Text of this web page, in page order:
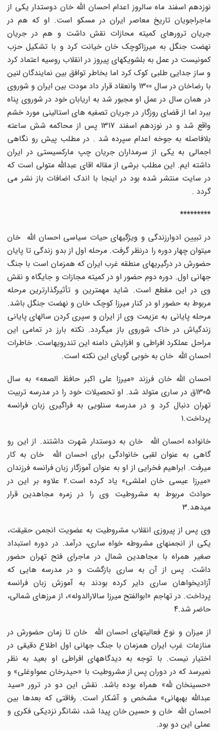
نوزدهم اسفند ماه سالروز اعدام احسان الله خان دوستدار یکی از
ماجراجویان تاریخ معاصر ایران در مسکو است. او که هم در
جریان ترورهای کمیته محازات نقش داشت و هم در جریان
نهضت جنگل به میرزاکوچک خان خیانت کرد و با تشکیل حزب
کمونیست در عمل به بلشویکهای پیروز در انقلاب روسیه اعتماد کرد
و ساز جدایی طلبی کوک کرد اما بخاطر توافق بین نمایندگان لنین
با رضاخان در سال 1300 وانعقاد قرار داد مودت بین ایران و شوروی
در همان سال در عمل او مجبور شد به اریابان خود در شوروی پناه
ببرد اما از قضای روزگار در جریان تصفیه های استالینی مورد خشم
واقع شد و در نوزدهم اسفند 1317 پس از محاکمه شش ساعته
بلافاصله به جوخه اعدام سپرده شد . در مطلب پیش رو نگاهی
اجمالی به یکی از سرمداران جریان چپ مارکسیستی در ایران
داشته ایم. این مطلب برشی از مقاله اقای عبدالله متولی است که
در سایت منتشر شده بود در اینجا با اندک اضافات باز نشر می
گردد .
*********
در تبیین ادوارزندگی و ویژگیهای حیات سیاسی احسان الله خان
میتوان چهار دوره را درنظر گرفت. مرحله اول از بدو زندگی تا پایان
حضورش در درگیریهای منطقه غرب ایران که همزمان است با جنگ
جهانی اول. دوره دوم حضور او در کمیته مجازات و جایگاه و نقش
وی در این مقطع است. شاید مهمترین و تأثیرگذارترین مرحله
مربوط به حضور او در کنار میرزا کوچک خان و نهضت جنگل باشد.
مرحله پایانی به عزیمت وی از ایران و سپری کردن سالهای پایانی
زندگیاش در خاک شوروی باز میگردد. نکته بارز در تمامی این
مراحل عملکرد افراطی و افزایش دامنه این تندرویهاست. خاطرات
احسان الله خان به خوبی گویای این نکته است.
احسان الله خان فرزند «میرزا علی اکبر حافظ الصعه» به سال
1305ق در ساری متولد شد. او تحصیلات خود را در مدرسه تربیت
تهران دنبال کرد و در مدرسه سنلویی به فراگیری زبان فرانسه
پرداخت.1
خانواده احسان الله خان به دوستدار شهرت داشتند. از این رو
گاهی به عنوان لقبی خانوادگی برای احسان الله خان به کار
میرفت. ابراهیم فخرایی از او به عنوان آموزگار زبان فرانسه فرزندان
«میرزا عیسی خان املشی» یاد کرده است.2 علاوه بر این در
حوادث مربوط به مشروطیت وی را در زمره مجاهدین قرار
میدهد.3
وی پس از پیروزی انقلاب مشروطیت به عضویت انجمن حقیقت،
یکی از انجمنهای مشروطه خواه ساری، درآمد. در دوره استبداد
صغیر همراه با مجاهدین شمال در ماجرای فتح تهران حضور
داشت. پس از آن به ساری بازگشت و در مدرسه هایی که
آزادیخواهان ساری دایر کرده بودند به آموزش زبان فرانسه
پرداخت. در تهاجم «ابوالفتح میرزا سالارالدوله»، از مرزهای شمالی،
حاضر شد.4
از میزان و نوع فعالیتهای احسان الله خان تا زمان حضورش در
منازعات غرب ایران همزمان با جنگ جهانی اول اطلاع دقیقی در
اختیار نیست. با توجه به دیدگاههای افراطی او بعید به نظر
نمیرسد که در دوران پس از مشروطیت با «حیدرخان عمواوغلی» و
«حسینخان لله» همراه بوده باشد. نقش این دو در ترور «سید
عبدالله بهبهانی» مشخص و آشکار است. رفاقتی که بعدها بین
احسان الله خان و حسین خان پیدا شد، نشانگر نزدیکی فکری و
عملی این دو بود.